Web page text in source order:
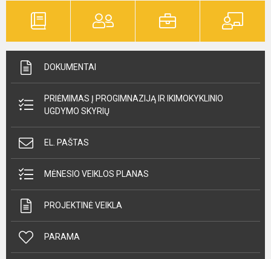
DOKUMENTAI
PRIĖMIMAS Į PROGIMNAZIJĄ IR IKIMOKYKLINIO
UGDYMO SKYRIŲ
EL. PAŠTAS
MĖNESIO VEIKLOS PLANAS
PROJEKTINĖ VEIKLA
PARAMA